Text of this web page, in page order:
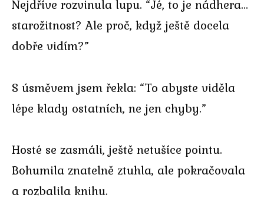
Nejdříve rozvinula lupu. “Jé, to je nádhera…
starožitnost? Ale proč, když ještě docela
dobře vidím?”
S úsměvem jsem řekla: “To abyste viděla
lépe klady ostatních, ne jen chyby.”
Hosté se zasmáli, ještě netušíce pointu.
Bohumila znatelně ztuhla, ale pokračovala
a rozbalila knihu.